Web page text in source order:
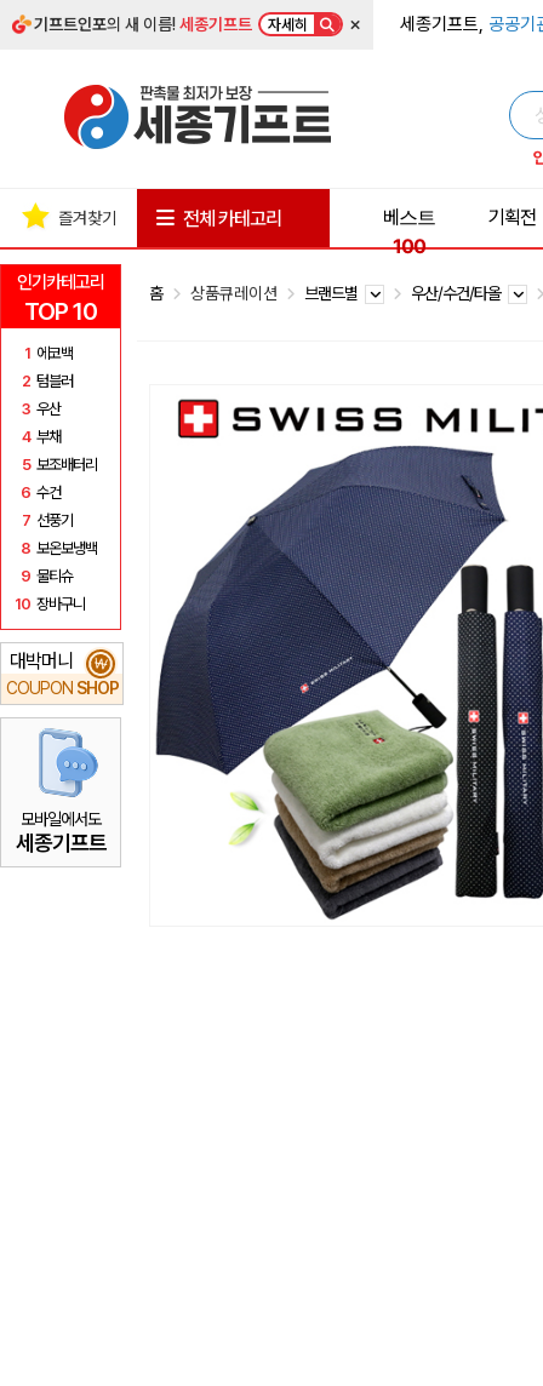
기프트인포의 새 이름!세종기프트 자세히 × 세종기프트, 공공기
인기카테고리
TOP 10
1 에코백
2 텀블러
3 우산
4 부채
5 보조배터리
6 수건
7 선풍기
8 보온보냉백
9 물티슈
10 장바구니
대박머니
COUPON SHOP
₩
모바일에서도
세종기프트
즐겨찾기 전체 카테고리
베스트
100
기획전
홈 상품큐레이션 브랜드별 우산/수건/타올